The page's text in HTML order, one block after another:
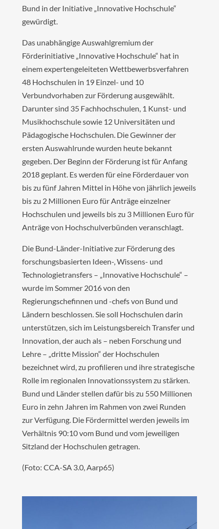
Bund in der Initiative „Innovative Hochschule“
gewürdigt.
Das unabhängige Auswahlgremium der
Förderinitiative „Innovative Hochschule“ hat in
einem expertengeleiteten Wettbewerbsverfahren
48 Hochschulen in 19 Einzel- und 10
Verbundvorhaben zur Förderung ausgewählt.
Darunter sind 35 Fachhochschulen, 1 Kunst- und
Musikhochschule sowie 12 Universitäten und
Pädagogische Hochschulen. Die Gewinner der
ersten Auswahlrunde wurden heute bekannt
gegeben. Der Beginn der Förderung ist für Anfang
2018 geplant. Es werden für eine Förderdauer von
bis zu fünf Jahren Mittel in Höhe von jährlich jeweils
bis zu 2 Millionen Euro für Anträge einzelner
Hochschulen und jeweils bis zu 3 Millionen Euro für
Anträge von Hochschulverbünden veranschlagt.
Die Bund-Länder-Initiative zur Förderung des
forschungsbasierten Ideen-, Wissens- und
Technologietransfers – „Innovative Hochschule“ –
wurde im Sommer 2016 von den
Regierungschefinnen und -chefs von Bund und
Ländern beschlossen. Sie soll Hochschulen darin
unterstützen, sich im Leistungsbereich Transfer und
Innovation, der auch als – neben Forschung und
Lehre – „dritte Mission“ der Hochschulen
bezeichnet wird, zu profilieren und ihre strategische
Rolle im regionalen Innovationssystem zu stärken.
Bund und Länder stellen dafür bis zu 550 Millionen
Euro in zehn Jahren im Rahmen von zwei Runden
zur Verfügung. Die Fördermittel werden jeweils im
Verhältnis 90:10 vom Bund und vom jeweiligen
Sitzland der Hochschulen getragen.
(Foto: CCA-SA 3.0, Aarp65)